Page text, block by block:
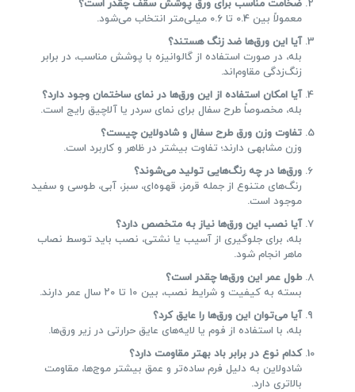
ضخامت مناسب برای ورق پوشش سقف چقدر است؟
معمولاً بین 0.4 تا 0.6 میلی‌متر انتخاب می‌شود.
آیا این ورق‌ها ضد زنگ هستند؟
بله، در صورت استفاده از گالوانیزه با پوشش مناسب، در برابر
زنگ‌زدگی مقاوم‌اند.
آیا امکان استفاده از این ورق‌ها در نمای ساختمان وجود دارد؟
بله، مخصوصاً طرح سفال برای نمای سردر یا آلاچیق رایج است.
تفاوت وزن ورق طرح سفال و شادولاین چیست؟
وزن مشابهی دارند؛ تفاوت بیشتر در ظاهر و کاربرد است.
ورق‌ها در چه رنگ‌هایی تولید می‌شوند؟
رنگ‌های متنوع از جمله قرمز، قهوه‌ای، سبز، آبی، طوسی و سفید
موجود است.
آیا نصب این ورق‌ها نیاز به متخصص دارد؟
بله، برای جلوگیری از آسیب یا نشتی، نصب باید توسط نصاب
ماهر انجام شود.
طول عمر این ورق‌ها چقدر است؟
بسته به کیفیت و شرایط نصب، بین ۱۰ تا ۲۰ سال عمر دارند.
آیا می‌توان این ورق‌ها را عایق کرد؟
بله، با استفاده از فوم یا لایه‌های عایق حرارتی در زیر ورق‌ها.
کدام نوع در برابر باد بهتر مقاومت دارد؟
شادولاین به دلیل فرم ساده‌تر و عمق بیشتر موج‌ها، مقاومت
بالاتری دارد.